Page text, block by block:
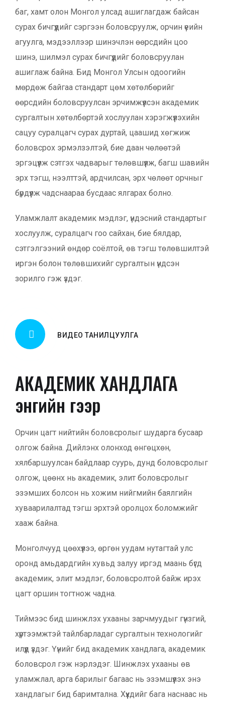
баг, хамт олон Монгол улсад ашиглагдаж байсан
сурах бичгүүдийг сэргээн боловсруулж, орчин үеийн
агуулга, мэдээллээр шинэчлэн өөрсдийн цоо
шинэ, шилмэл сурах бичгүүдийг боловсруулан
ашиглаж байна. Бид Монгол Улсын одоогийн
мөрдөж байгаа стандарт цөм хөтөлбөрийг
өөрсдийн боловсруулсан эрчимжүүлсэн академик
сургалтын хөтөлбөртэй хослуулан хэрэгжүүлэхийн
сацуу суралцагч сурах дуртай, цаашид хөгжиж
боловсрох эрмэлзэлтэй, бие даан чөлөөтэй
эргэцүүлж сэтгэх чадварыг төлөвшүүлж, багш шавийн
эрх тэгш, нээлттэй, ардчилсан, эрх чөлөөт орчныг
бүрдүүлж чадснаараа бусдаас ялгарах болно.
Уламжлалт академик мэдлэг, үндэсний стандартыг
хослуулж, суралцагч гоо сайхан, бие бялдар,
сэтгэлгээний өндөр соёлтой, өв тэгш төлөвшилтэй
иргэн болон төлөвшихийг сургалтын үндсэн
зорилго гэж үздэг.
ВИДЕО ТАНИЛЦУУЛГА
АКАДЕМИК ХАНДЛАГА
энгийн үгээр
Орчин цагт нийтийн боловсролыг шударга бусаар
олгож байна. Дийлэнх олонход өнгөцхөн,
хялбаршуулсан байдлаар суурь, дунд боловсролыг
олгож, цөөнх нь академик, элит боловсролыг
эзэмших болсон нь хожим нийгмийн баялгийн
хуваарилалтад тэгш эрхтэй оролцох боломжийг
хааж байна.
Монголчууд цөөхүүлээ, өргөн уудам нутагтай улс
оронд амьдардгийн хувьд залуу иргэд маань бүгд
академик, элит мэдлэг, боловсролтой байж ирэх
цагт оршин тогтнож чадна.
Тиймээс бид шинжлэх ухааны зарчмуудыг гүнзгий,
хүртээмжтэй тайлбарладаг сургалтын технологийг
илүүд үздэг. Үүнийг бид академик хандлага, академик
боловсрол гэж нэрлэдэг. Шинжлэх ухааны өв
уламжлал, арга барилыг багаас нь эзэмшүүлэх энэ
хандлагыг бид баримтална. Хүүхдийг бага наснаас нь